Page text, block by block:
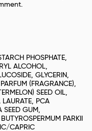
PHOSPHATE,
ALCOHOL,
GLYCERIN,
(FRAGRANCE),
SEED OIL,
LAURATE, PCA
GUM,
PARKII
CAPRIC